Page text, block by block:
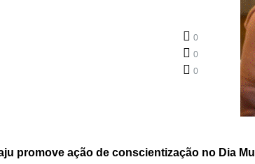
0
0
0
promove ação de conscientização no Dia